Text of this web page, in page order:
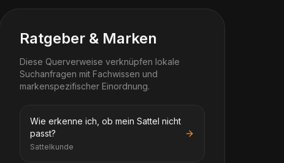
Ratgeber & Marken
Diese Querverweise verknüpfen lokale
Suchanfragen mit Fachwissen und
markenspezifischer Einordnung.
Wie erkenne ich, ob mein Sattel nicht
passt?
Sattelkunde